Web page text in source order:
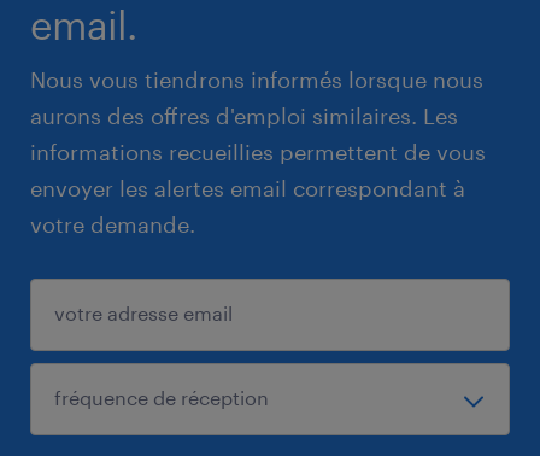
email.
Nous vous tiendrons informés lorsque nous
aurons des offres d'emploi similaires. Les
informations recueillies permettent de vous
envoyer les alertes email correspondant à
votre demande.